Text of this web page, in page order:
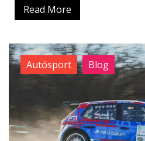
Read More
Autósport Blog